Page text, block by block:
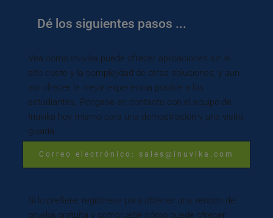
Dé los siguientes pasos ...
Vea cómo Inuvika puede ofrecer aplicaciones sin el
alto coste y la complejidad de otras soluciones, y aun
así ofrecer la mejor experiencia posible a los
estudiantes. Póngase en contacto con el equipo de
Inuvika hoy mismo para una demostración y una visita
guiada:
Correo electrónico: sales@inuvika.com
Si lo prefiere, regístrese para obtener una versión de
prueba gratuita y compruebe cómo puede ofrecer